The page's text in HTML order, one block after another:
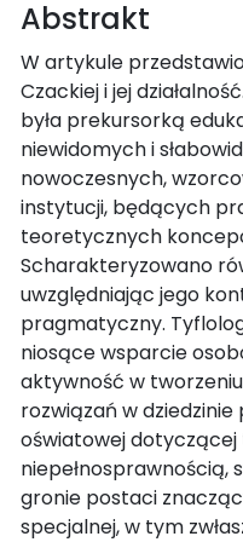
Abstrakt
W artykule
Czackiej i jej
była prekursorką
niewidomych i
nowoczesnych,
instytucji, będących
teoretycznych
Scharakteryzowano
uwzględniając jego
pragmatyczny.
niosące wsparcie
aktywność w
rozwiązań w dziedzinie
oświatowej dotyczącej
niepełnosprawnością,
gronie postaci
specjalnej, w tym